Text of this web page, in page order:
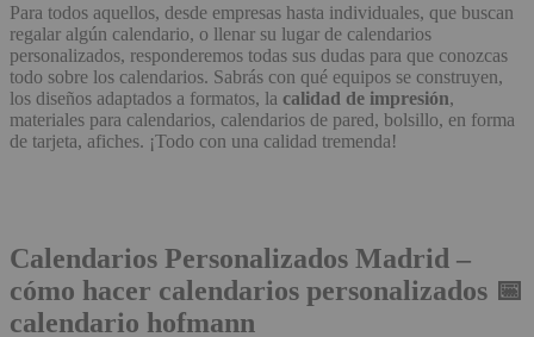
Para todos aquellos, desde empresas hasta individuales, que buscan
regalar algún calendario, o llenar su lugar de calendarios
personalizados, responderemos todas sus dudas para que conozcas
todo sobre los calendarios. Sabrás con qué equipos se construyen,
los diseños adaptados a formatos, la calidad de impresión,
materiales para calendarios, calendarios de pared, bolsillo, en forma
de tarjeta, afiches. ¡Todo con una calidad tremenda!
Calendarios Personalizados Madrid –
cómo hacer calendarios personalizados 📅
calendario hofmann